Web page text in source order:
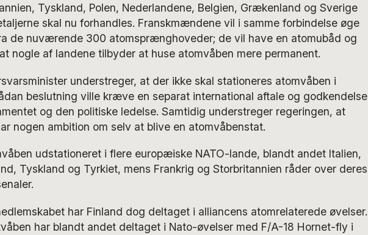
Tyskland, Polen, Nederlandene, Belgien, Grækenland og Sverige
skal nu forhandles. Franskmændene vil i samme forbindelse øge
de nuværende 300 atomsprænghoveder; de vil have en atomubåd og
nogle af landene tilbyder at huse atomvåben mere permanent.
understreger, at der ikke skal stationeres atomvåben i
beslutning ville kræve en separat international aftale og godkendelse
og den politiske ledelse. Samtidig understreger regeringen, at
nogen ambition om selv at blive en atomvåbenstat.
udstationeret i flere europæiske NATO-lande, blandt andet Italien,
Tyskland og Tyrkiet, mens Frankrig og Storbritannien råder over deres
har Finland dog deltaget i alliancens atomrelaterede øvelser.
har blandt andet deltaget i Nato-øvelser med F/A-18 Hornet-fly i